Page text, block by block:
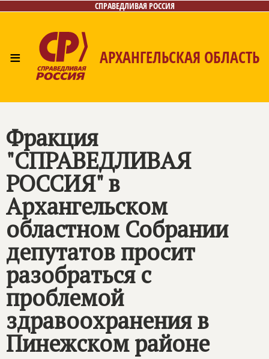
СПРАВЕДЛИВАЯ РОССИЯ
≡ АРХАНГЕЛЬСКАЯ ОБЛАСТЬ
Фракция
"СПРАВЕДЛИВАЯ
РОССИЯ" в
Архангельском
областном Собрании
депутатов просит
разобраться с
проблемой
здравоохранения в
Пинежском районе